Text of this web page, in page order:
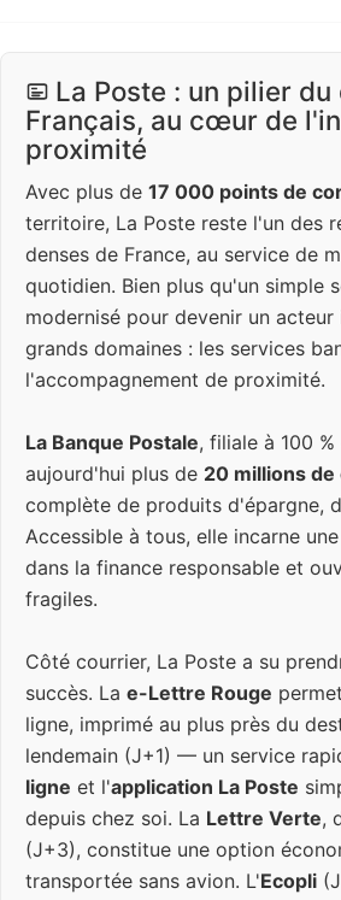
La Poste : un pilier
Français, au cœur de
proximité
Avec plus de 17 000 points de
territoire, La Poste reste l'un des
denses de France, au service de
quotidien. Bien plus qu'un simple
modernisé pour devenir un
grands domaines : les services
l'accompagnement de proximité.
La Banque Postale, filiale à 100
aujourd'hui plus de 20 millions
complète de produits d'épargne,
Accessible à tous, elle incarne
dans la finance responsable et
fragiles.
Côté courrier, La Poste a su
succès. La e-Lettre Rouge
ligne, imprimé au plus près du
lendemain (J+1) — un service
ligne et l'application La Poste
depuis chez soi. La Lettre Verte,
(J+3), constitue une option
transportée sans avion. L'Ecopli